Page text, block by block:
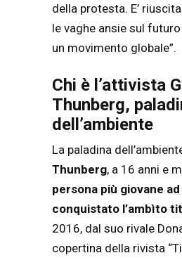
della protesta. E’
le vaghe ansie sul
un movimento globale”.
Chi è l’attivista
Thunberg,
dell’ambiente
La paladina
Thunberg, a 16 anni e
persona più giovane
conquistato l’ambìto
2016, dal suo rivale
copertina della rivista